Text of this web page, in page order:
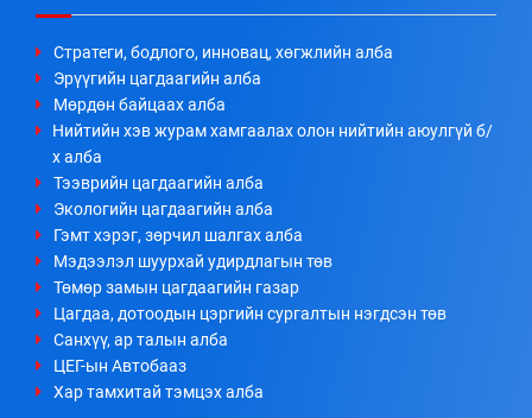
Стратеги, бодлого, инновац, хөгжлийн алба
Эрүүгийн цагдаагийн алба
Мөрдөн байцаах алба
Нийтийн хэв журам хамгаалах олон нийтийн аюулгүй б/
х алба
Тээврийн цагдаагийн алба
Экологийн цагдаагийн алба
Гэмт хэрэг, зөрчил шалгах алба
Мэдээлэл шуурхай удирдлагын төв
Төмөр замын цагдаагийн газар
Цагдаа, дотоодын цэргийн сургалтын нэгдсэн төв
Санхүү, ар талын алба
ЦЕГ-ын Автобааз
Хар тамхитай тэмцэх алба